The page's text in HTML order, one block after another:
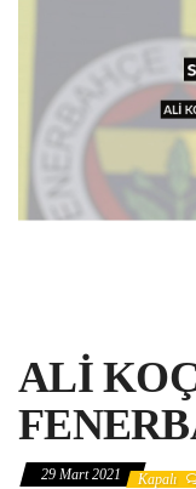
ALİ
29 Mart 2021 Kapalı